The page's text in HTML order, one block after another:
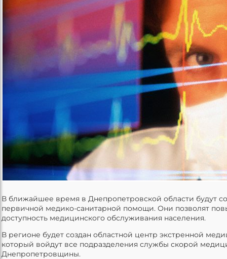
В ближайшее время в Днепропетровской области будут
первичной медико-санитарной помощи. Они позволят
доступность медицинского обслуживания населения.
В регионе будет создан областной центр экстренной
который войдут все подразделения службы скорой
Днепропетровщины.